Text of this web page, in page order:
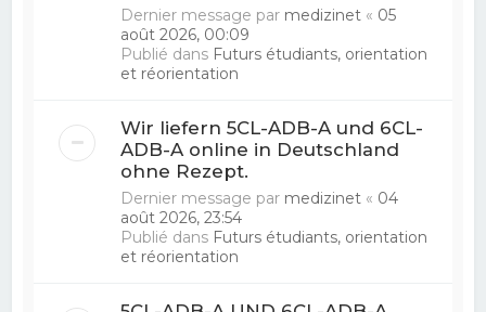
Dernier message par medizinet « 05
août 2026, 00:09
Publié dans Futurs étudiants, orientation
et réorientation
Wir liefern 5CL-ADB-A und 6CL-
ADB-A online in Deutschland
ohne Rezept.
Dernier message par medizinet « 04
août 2026, 23:54
Publié dans Futurs étudiants, orientation
et réorientation